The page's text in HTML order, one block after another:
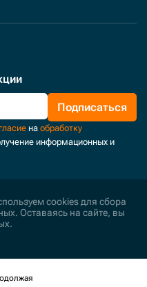
Подписаться
на обработку
информационных и
cookies для сбора
Оставаясь на сайте, вы
данных